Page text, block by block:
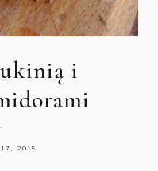
i
2015